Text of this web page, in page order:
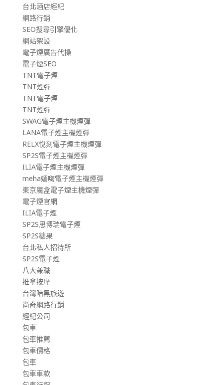
台北酒店經紀
網路行銷
SEO搜尋引擎優化
網站架設
電子煙廣告代操
電子煙SEO
TNT電子煙
TNT煙彈
TNT電子煙
TNT煙彈
SWAG電子煙主機煙彈
LANA電子煙主機煙彈
RELX悅刻電子煙主機煙彈
SP2S電子煙主機煙彈
ILIA電子煙主機煙彈
meha媚嗨電子煙主機煙彈
東京魔盒電子煙主機煙彈
電子煙官網
ILIA電子煙
SP2S思博瑞電子煙
SP2S糖果
台北私人招待所
SP2S電子煙
八大兼職
推拿按摩
台灣暗黑旅遊
尚奇網路行銷
經紀公司
包車
包車推薦
包車價格
包車
包車車款